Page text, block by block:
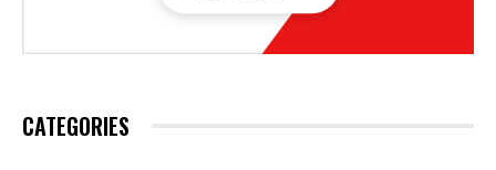
CATEGORIES